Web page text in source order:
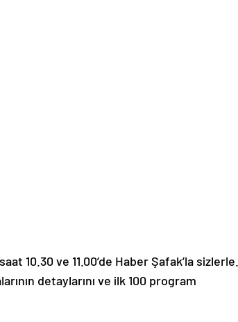
10.30 ve 11.00’de Haber Şafak’la sizlerle.
detaylarını ve ilk 100 program